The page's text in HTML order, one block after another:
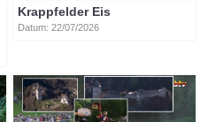
Krappfelder Eis
Datum: 22/07/2026